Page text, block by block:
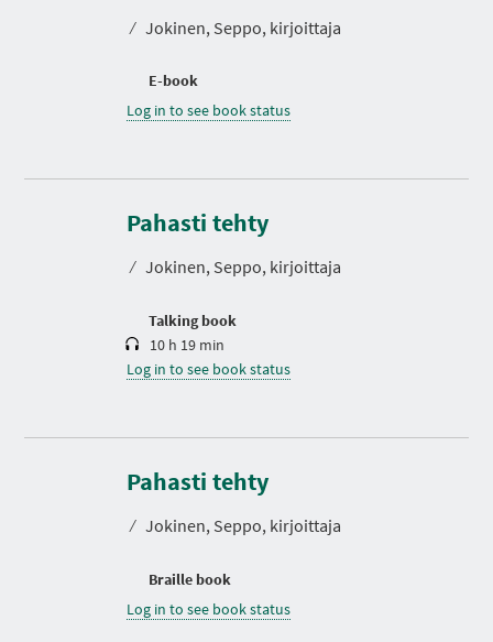
⁄ Jokinen, Seppo, kirjoittaja
E-book
Log in to see book status
Pahasti tehty
⁄ Jokinen, Seppo, kirjoittaja
Talking book
D
r
a
i
10 h 19 min
Log in to see book status
Pahasti tehty
⁄ Jokinen, Seppo, kirjoittaja
Braille book
Log in to see book status